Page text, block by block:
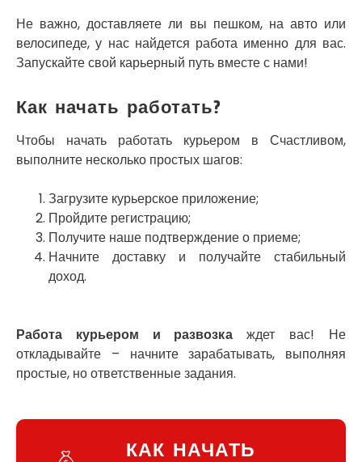
Не важно, доставляете ли вы пешком, на авто или
велосипеде, у нас найдется работа именно для вас.
Запускайте свой карьерный путь вместе с нами!
Как начать работать?
Чтобы начать работать курьером в Счастливом,
выполните несколько простых шагов:
Загрузите курьерское приложение;
Пройдите регистрацию;
Получите наше подтверждение о приеме;
Начните доставку и получайте стабильный
доход.
Работа курьером и развозкаждет вас! Не
откладывайте – начните зарабатывать, выполняя
простые, но ответственные задания.
КАК НАЧАТЬ
Старые Петровцы
Стебник
Стоянка
Сумы
Светловодск
Святопетровское
Тальное
Тернополь
Терновка
Трусковец
Тульчин
Украинка
Умань
Васильков
Великие Лазы
Великий Омеляник
Винница
Вишенки